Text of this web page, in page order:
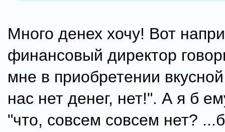
Много денех хочу! Вот
финансовый директор
мне в приобретении
нас нет денег, нет!". А я б
"что, совсем совсем нет?